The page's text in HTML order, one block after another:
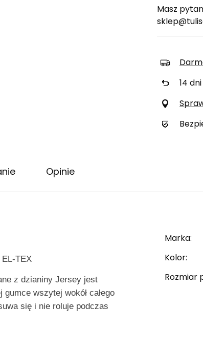
Masz
14 dni
Opinie
EL-TEX
z dzianiny Jersey jest
wszytej wokół całego
się i nie roluje podczas
Marka
Kolor
Rozmiar